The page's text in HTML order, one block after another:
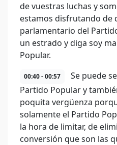
de vuestras luchas y
estamos disfrutando de
parlamentario del
un estrado y diga soy
Popular.
00:40 - 00:57
Se puede
Partido Popular y
poquita vergüenza
solamente el Partido
la hora de limitar, de
conversión que son las